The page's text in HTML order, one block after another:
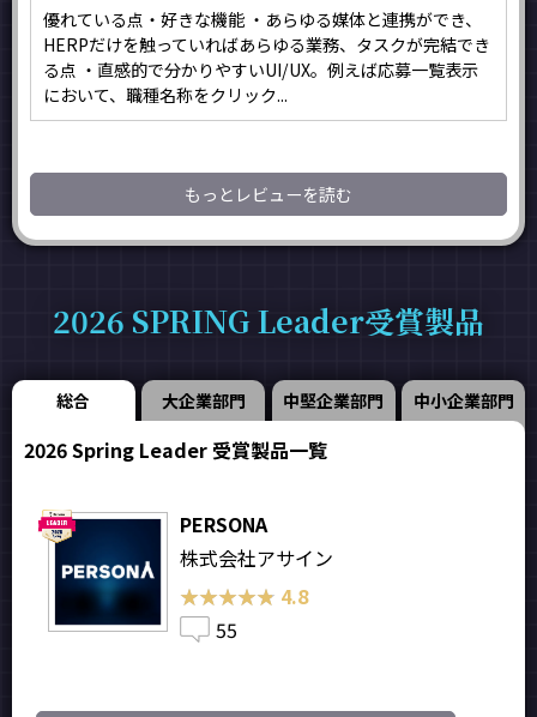
優れている点・好きな機能 ・あらゆる媒体と連携ができ、
HERPだけを触っていればあらゆる業務、タスクが完結でき
る点 ・直感的で分かりやすいUI/UX。例えば応募一覧表示
において、職種名称をクリック...
もっとレビューを読む
2026 SPRING Leader受賞製品
総合 大企業部門 中堅企業部門 中小企業部門
2026 Spring Leader 受賞製品一覧
PERSONA
株式会社アサイン
★★★★★
★★★★★ 4.8
55